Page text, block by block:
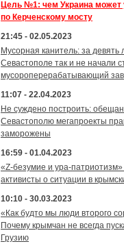
Цель №1: чем Украина может
по Керченскому мосту
21:45 - 02.05.2023
Мусорная канитель: за девять
Севастополе так и не начали
мусороперерабатывающий
11:07 - 22.04.2023
Не суждено построить:
Севастополю мегапроекты
заморожены
16:59 - 01.04.2023
«Z-безумие и ура-патриотизм»
активисты о ситуации в
10:10 - 30.03.2023
«Как будто мы люди второго
Почему крымчан не всегда
Грузию